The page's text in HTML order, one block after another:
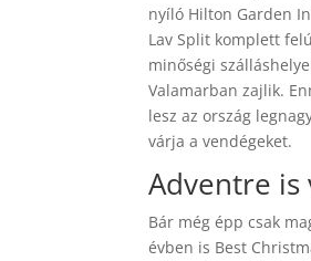
nyíló Hilton Garden
Lav Split komplett
minőségi
Valamarban zajlik.
lesz az ország
várja a vendégeket.
Adventre
Bár még épp csak
évben is Best